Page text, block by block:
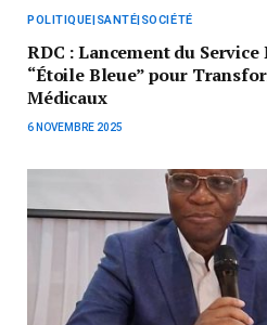
POLITIQUE|SANTÉ|SOCIÉTÉ
RDC : Lancement du
“Étoile Bleue” pour
Médicaux
6 NOVEMBRE 2025